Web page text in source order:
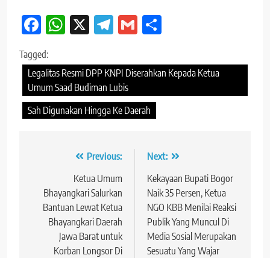
Facebook
WhatsApp
X Telegram
Gmail
Tagged:
Legalitas Resmi DPP KNPI Diserahkan Kepada Ketua
Umum Saad Budiman Lubis
Sah Digunakan Hingga Ke Daerah
Navigasi Previous:
Ketua Umum
Bhayangkari Salurkan
Bantuan Lewat Ketua
Bhayangkari Daerah
Jawa Barat untuk
Korban Longsor Di
Next:
Kekayaan Bupati Bogor
Naik 35 Persen, Ketua
NGO KBB Menilai Reaksi
Publik Yang Muncul Di
Media Sosial Merupakan
Sesuatu Yang Wajar